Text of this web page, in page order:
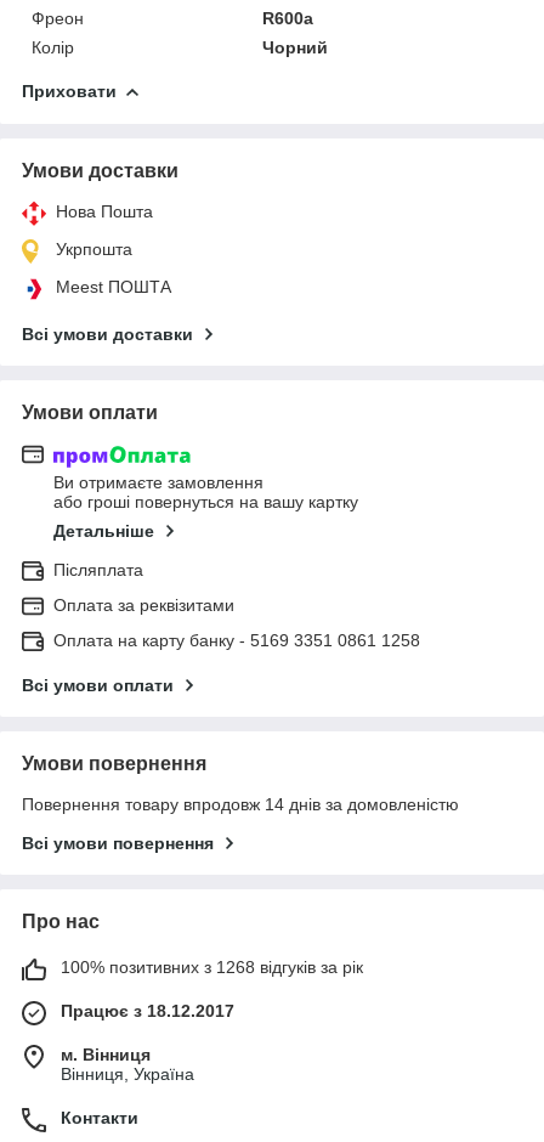
Фреон
R600a
Колір
Чорний
Приховати
Умови доставки
Нова Пошта
Укрпошта
Meest ПОШТА
Всі умови доставки
Умови оплати
Ви отримаєте замовлення
або гроші повернуться на вашу картку
Детальніше
Післяплата
Оплата за реквізитами
Оплата на карту банку - 5169 3351 0861 1258
Всі умови оплати
Умови повернення
Повернення товару впродовж 14 днів за домовленістю
Всі умови повернення
Про нас
100% позитивних з 1268 відгуків за рік
Працює з 18.12.2017
м. Вінниця
Вінниця, Україна
Контакти